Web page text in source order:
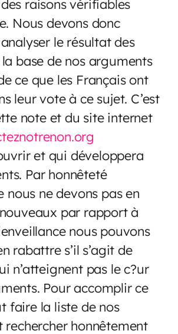
raisons vérifiables
Nous devons donc
le résultat des
base de nos arguments
ce que les Français ont
leur vote à ce sujet. C’est
note et du site internet
et qui développera
Par honnêteté
nous ne devons pas en
par rapport à
nous pouvons
rabattre s’il s’agit de
n’atteignent pas le c?ur
Pour accomplir ce
faire la liste de nos
rechercher honnêtement